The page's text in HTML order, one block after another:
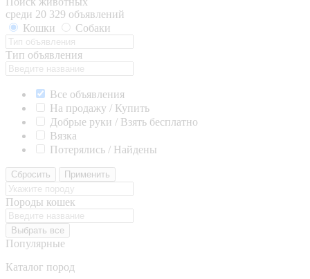
среди 20 329 объявлений
Кошки
Собаки
Тип объявления
Все объявления
На продажу / Купить
Добрые руки / Взять бесплатно
Вязка
Потерялись / Найдены
Сбросить Применить
Породы кошек
Выбрать все
Популярные
Каталог пород